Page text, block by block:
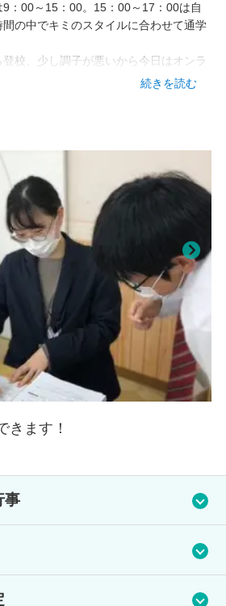
42 山下事務器ビル3F
：00～15：00。15：00～17：00は自
の中でキミのスタイルに合わせて通学
校、少し調子が悪いから今日はオンラ
合わせて早退など無理なくそれぞれの
直しから大学入試レベル、さらには最
私大対策までカバーできる､映像指導
がつまずきを分析し最短で効率よく学ぶ
る化に絶大な効果がある「Studyplus
学び方でサポートします。
続きを読む
きます！
Nex
事
様々な職業の方や大学などの先生をお
ことを生徒たちが自ら考え行動してい